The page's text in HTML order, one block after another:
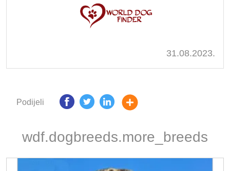
31.08.2023.
Podijeli
wdf.dogbreeds.more_breeds